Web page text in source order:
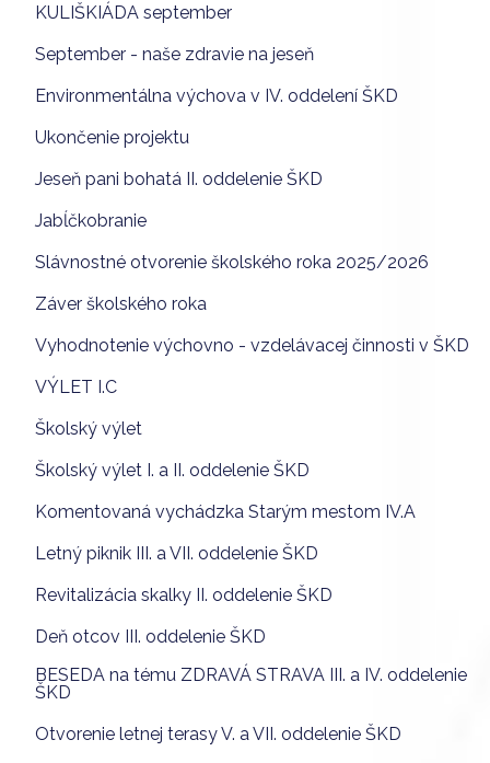
KULIŠKIÁDA september
September - naše zdravie na jeseň
Environmentálna výchova v IV. oddelení ŠKD
Ukončenie projektu
Jeseň pani bohatá II. oddelenie ŠKD
Jabĺčkobranie
Slávnostné otvorenie školského roka 2025/2026
Záver školského roka
Vyhodnotenie výchovno - vzdelávacej činnosti v ŠKD
VÝLET I.C
Školský výlet
Školský výlet I. a II. oddelenie ŠKD
Komentovaná vychádzka Starým mestom IV.A
Letný piknik III. a VII. oddelenie ŠKD
Revitalizácia skalky II. oddelenie ŠKD
Deň otcov III. oddelenie ŠKD
BESEDA na tému ZDRAVÁ STRAVA III. a IV. oddelenie
ŠKD
Otvorenie letnej terasy V. a VII. oddelenie ŠKD